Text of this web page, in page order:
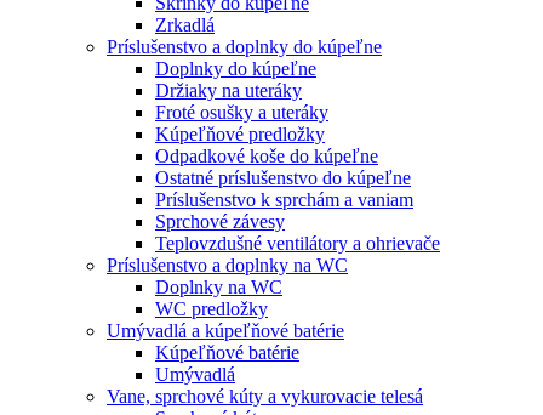
Zrkadlá
Príslušenstvo a doplnky do kúpeľne
Doplnky do kúpeľne
Držiaky na uteráky
Froté osušky a uteráky
Kúpeľňové predložky
Odpadkové koše do kúpeľne
Ostatné príslušenstvo do kúpeľne
Príslušenstvo k sprchám a vaniam
Sprchové závesy
Teplovzdušné ventilátory a ohrievače
Príslušenstvo a doplnky na WC
Doplnky na WC
WC predložky
Umývadlá a kúpeľňové batérie
Kúpeľňové batérie
Umývadlá
Vane, sprchové kúty a vykurovacie telesá